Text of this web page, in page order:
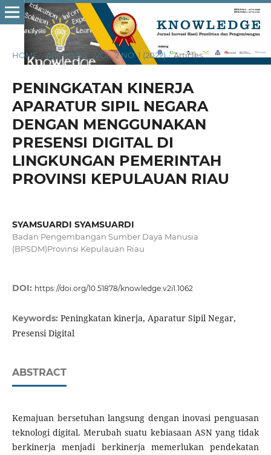
HOME ARCHIVES / VOL. 2 NO. 1 (2022) / Articles
PENINGKATAN KINERJA
APARATUR SIPIL NEGARA
DENGAN MENGGUNAKAN
PRESENSI DIGITAL DI
LINGKUNGAN PEMERINTAH
PROVINSI KEPULAUAN RIAU
SYAMSUARDI SYAMSUARDI
Badan Pengembangan Sumber Daya Manusia
(BPSDM)Provinsi Kepulauan Riau
DOI: https://doi.org/10.51878/knowledge.v2i1.1062
Keywords: Peningkatan kinerja, Aparatur Sipil Negar,
Presensi Digital
ABSTRACT
Kemajuan bersetuhan langsung dengan inovasi penguasan
teknologi digital. Merubah suatu kebiasaan ASN yang tidak
berkinerja menjadi berkinerja memerlukan pendekatan